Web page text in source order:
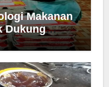
Makanan
Dukung